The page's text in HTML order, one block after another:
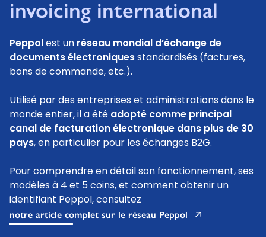
invoicing international
Peppol est un réseau mondial d’échange de
documents électroniques standardisés (factures,
bons de commande, etc.).
Utilisé par des entreprises et administrations dans le
monde entier, il a été adopté comme principal
canal de facturation électronique dans plus de 30
pays, en particulier pour les échanges B2G.
Pour comprendre en détail son fonctionnement, ses
modèles à 4 et 5 coins, et comment obtenir un
identifiant Peppol, consultez
notre article complet sur le réseau Peppol